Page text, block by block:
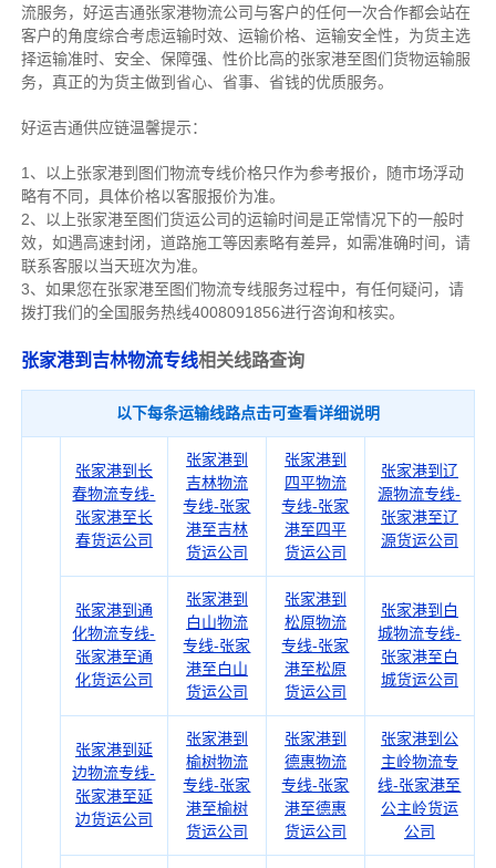
流服务，好运吉通张家港物流公司与客户的任何一次合作都会站在
客户的角度综合考虑运输时效、运输价格、运输安全性，为货主选
择运输准时、安全、保障强、性价比高的张家港至图们货物运输服
务，真正的为货主做到省心、省事、省钱的优质服务。
好运吉通供应链温馨提示：
1、以上张家港到图们物流专线价格只作为参考报价，随市场浮动
略有不同，具体价格以客服报价为准。
2、以上张家港至图们货运公司的运输时间是正常情况下的一般时
效，如遇高速封闭，道路施工等因素略有差异，如需准确时间，请
联系客服以当天班次为准。
3、如果您在张家港至图们物流专线服务过程中，有任何疑问，请
拨打我们的全国服务热线4008091856进行咨询和核实。
张家港到吉林物流专线相关线路查询
以下每条运输线路点击可查看详细说明
张家港到长
春物流专线-
张家港至长
春货运公司
张家港到
吉林物流
专线-张家
港至吉林
货运公司
张家港到
四平物流
专线-张家
港至四平
货运公司
张家港到辽
源物流专线-
张家港至辽
源货运公司
张家港到通
化物流专线-
张家港至通
化货运公司
张家港到
白山物流
专线-张家
港至白山
货运公司
张家港到
松原物流
专线-张家
港至松原
货运公司
张家港到白
城物流专线-
张家港至白
城货运公司
张家港到延
边物流专线-
张家港至延
边货运公司
张家港到
榆树物流
专线-张家
港至榆树
货运公司
张家港到
德惠物流
专线-张家
港至德惠
货运公司
张家港到公
主岭物流专
线-张家港至
公主岭货运
公司